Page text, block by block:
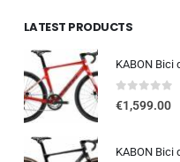
LATEST PRODUCTS
0out of 5
€1,599.00